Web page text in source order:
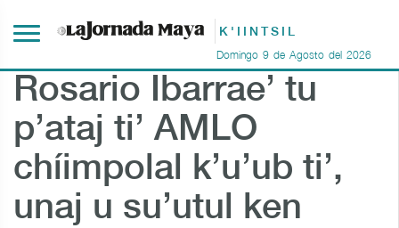
K'IINTSIL
Domingo 9 de Agosto del 2026
Rosario Ibarrae’ tu
p’ataj ti’ AMLO
chíimpolal k’u’ub ti’,
unaj u su’utul ken